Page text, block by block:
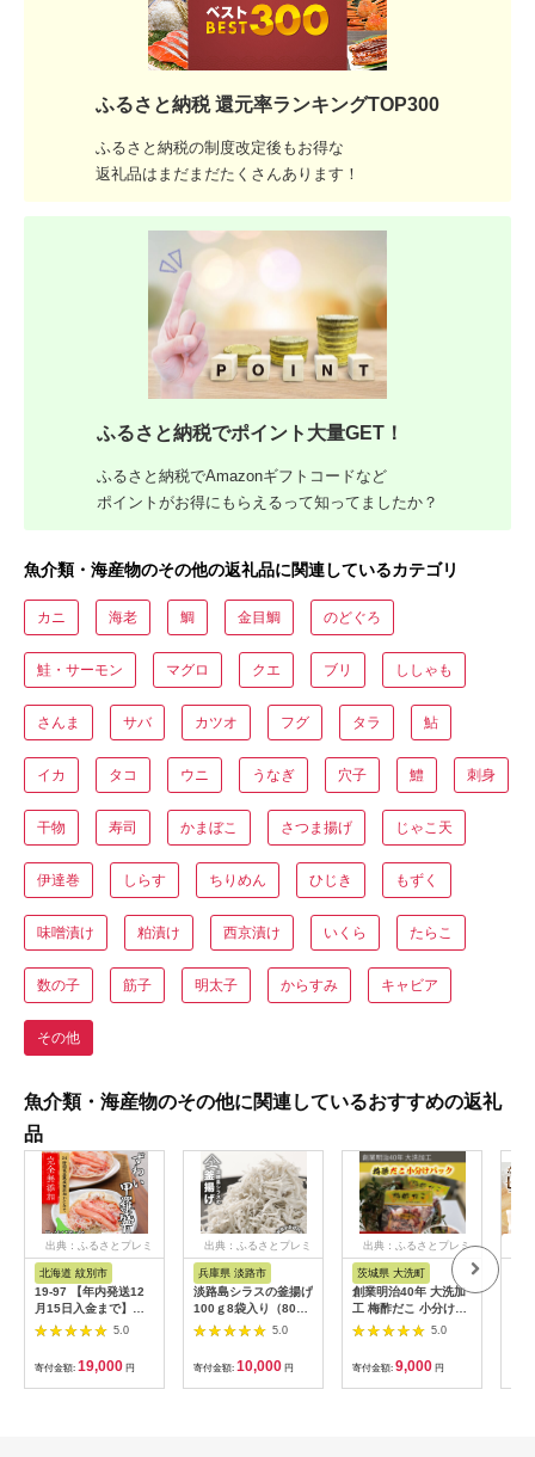
ふるさと納税 還元率ランキングTOP300
ふるさと納税の制度改定後もお得な
返礼品はまだまだたくさんあります！
ふるさと納税でポイント大量GET！
ふるさと納税でAmazonギフトコードなど
ポイントがお得にもらえるって知ってましたか？
魚介類・海産物のその他の返礼品に関連しているカテゴリ
カニ 海老 鯛 金目鯛 のどぐろ
鮭・サーモン マグロ クエ ブリ ししゃも
さんま サバ カツオ フグ タラ 鮎
イカ タコ ウニ うなぎ 穴子 鱧 刺身
干物 寿司 かまぼこ さつま揚げ じゃこ天
伊達巻 しらす ちりめん ひじき もずく
味噌漬け 粕漬け 西京漬け いくら たらこ
数の子 筋子 明太子 からすみ キャビア
その他
魚介類・海産物のその他に関連しているおすすめの返礼
品
出典：ふるさとプレミ
北海道 紋別市
19-97 【年内発送12
月15日入金まで】ず
わい甲羅盛り 70g(正
味)×4個 【かにみそ
まで完全無添加】 ｜
かに ずわいがに 高品
質 within2025
5.0
寄付金額: 19,000 円
出典：ふるさとプレミ
兵庫県 淡路市
淡路島シラスの釜揚げ
100ｇ8袋入り（800
ｇ） [釜揚げしら
す 釜揚げシラス しら
す 釜揚げしらす]
5.0
寄付金額: 10,000 円
出典：ふるさとプレミ
アム
茨城県 大洗町
創業明治40年 大洗加
工 梅酢だこ 小分け
85ｇ×3パック 茨城県
大洗 たこ 酢蛸 酢 ダ
5.0
寄付金額: 9,000 円